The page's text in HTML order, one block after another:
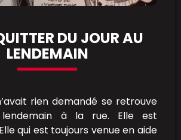
DU JOUR AU
LENDEMAIN
rien demandé se retrouve
à la rue. Elle est
qui est toujours venue en aide